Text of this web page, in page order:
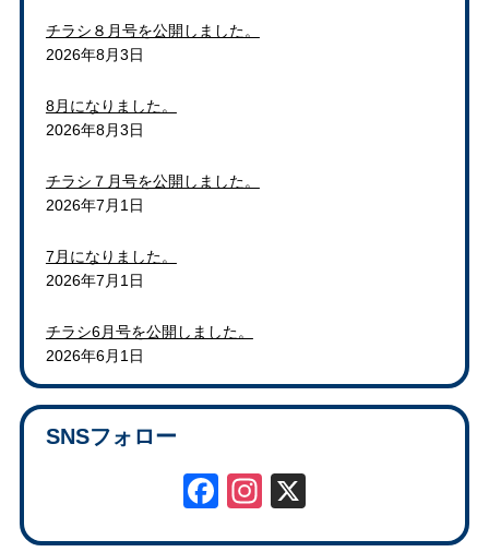
チラシ８月号を公開しました。
2026年8月3日
8月になりました。
2026年8月3日
チラシ７月号を公開しました。
2026年7月1日
7月になりました。
2026年7月1日
チラシ6月号を公開しました。
2026年6月1日
SNSフォロー
Facebook
Instagram